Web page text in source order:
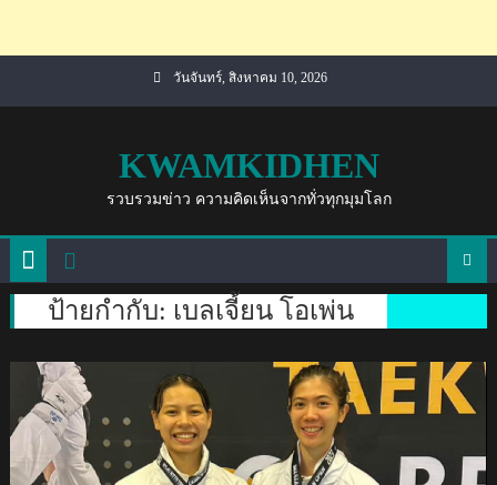
วันจันทร์, สิงหาคม 10, 2026
KWAMKIDHEN
รวบรวมข่าว ความคิดเห็นจากทั่วทุกมุมโลก
ป้ายกำกับ: เบลเจี้ยน โอเพ่น